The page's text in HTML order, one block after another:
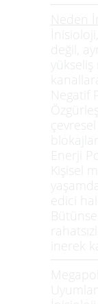
Neden
değil,
Negatif
Enerji
Kişisel
edici
inerek